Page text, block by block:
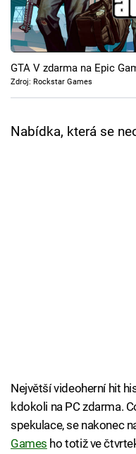
Cool Esport
Pořady
TV Program
GTA V zdarma na Epic
Zdroj: Rockstar Games
Nabídka, která se
Největší videoherní hit
kdokoli na PC zdarma.
spekulace, se nakonec
Games ho totiž ve